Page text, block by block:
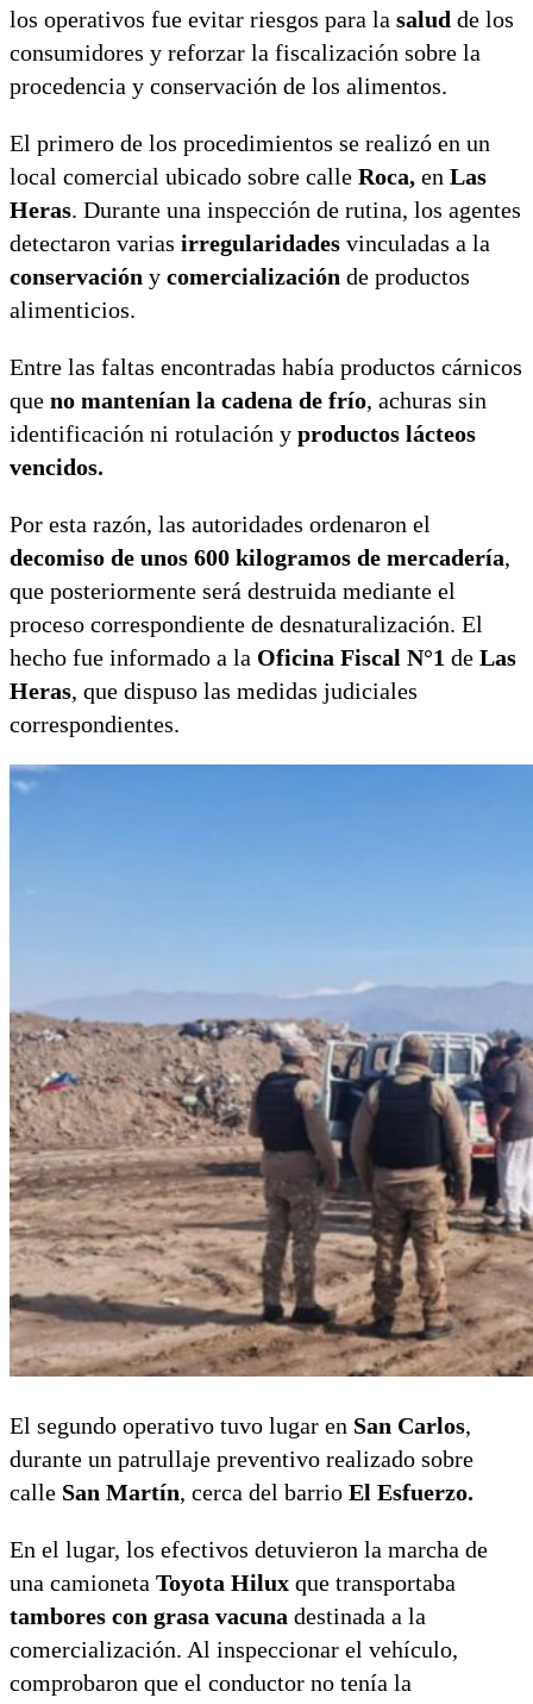
los operativos fue evitar riesgos para la salud de los
consumidores y reforzar la fiscalización sobre la
procedencia y conservación de los alimentos.
El primero de los procedimientos se realizó en un
local comercial ubicado sobre calle Roca, en Las
Heras. Durante una inspección de rutina, los agentes
detectaron varias irregularidades vinculadas a la
conservación y comercialización de productos
alimenticios.
Entre las faltas encontradas había productos cárnicos
que no mantenían la cadena de frío, achuras sin
identificación ni rotulación y productos lácteos
vencidos.
Por esta razón, las autoridades ordenaron el
decomiso de unos 600 kilogramos de mercadería,
que posteriormente será destruida mediante el
proceso correspondiente de desnaturalización. El
hecho fue informado a la Oficina Fiscal N°1 de Las
Heras, que dispuso las medidas judiciales
correspondientes.
El segundo operativo tuvo lugar en San Carlos,
durante un patrullaje preventivo realizado sobre
calle San Martín, cerca del barrio El Esfuerzo.
En el lugar, los efectivos detuvieron la marcha de
una camioneta Toyota Hilux que transportaba
tambores con grasa vacuna destinada a la
comercialización. Al inspeccionar el vehículo,
comprobaron que el conductor no tenía la